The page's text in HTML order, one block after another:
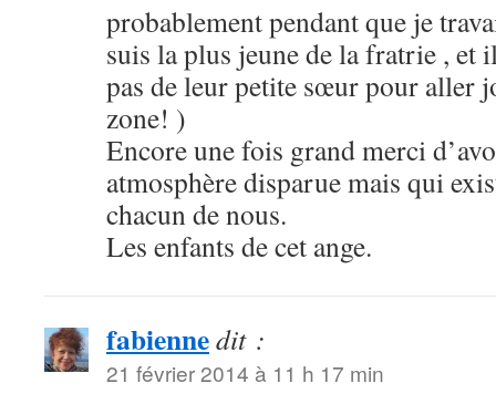
probablement pendant que je
suis la plus jeune de la fratrie , et
pas de leur petite sœur pour aller
zone! )
Encore une fois grand merci
atmosphère disparue mais qui
chacun de nous.
Les enfants de cet ange.
fabiennedit :
21 février 2014 à 11 h 17 min